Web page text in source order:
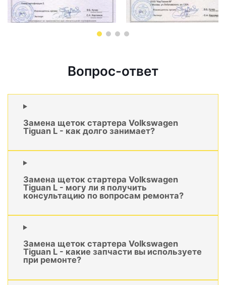
Вопрос-ответ
Замена щеток стартера Volkswagen
Tiguan L - как долго занимает?
Замена щеток стартера Volkswagen
Tiguan L - могу ли я получить
консультацию по вопросам ремонта?
Замена щеток стартера Volkswagen
Tiguan L - какие запчасти вы используете
при ремонте?